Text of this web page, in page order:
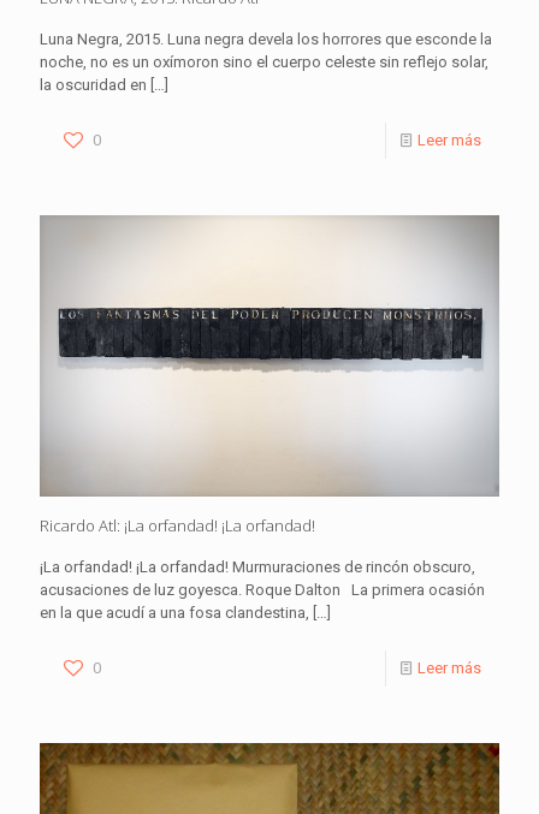
Luna Negra, 2015. Luna negra devela los horrores que esconde la
noche, no es un oxímoron sino el cuerpo celeste sin reflejo solar,
la oscuridad en […]
0 Leer más
Ricardo Atl: ¡La orfandad! ¡La orfandad!
¡La orfandad! ¡La orfandad! Murmuraciones de rincón obscuro,
acusaciones de luz goyesca. Roque Dalton La primera ocasión
en la que acudí a una fosa clandestina, […]
0 Leer más